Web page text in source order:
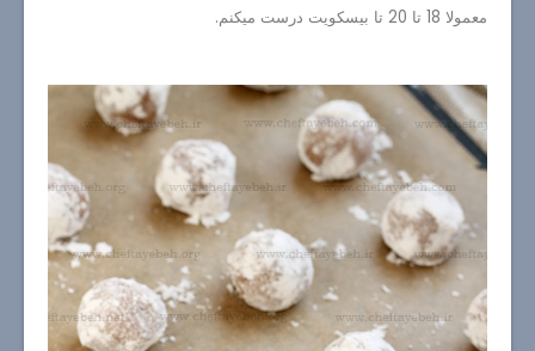
معمولا 18 تا 20 تا بیسکویت درست میکنم.